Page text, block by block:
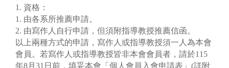
1. 資格：
1. 由各系所推薦申請。
2. 由寫作人自行申請，但須附指導教授推薦信函。
以上兩種方式的申請，寫作人或指導教授須一人為本會
會員。若寫作人或指導教授皆非本會會員者，請於115
年8月31日前，填妥本會「個人會員入會申請表」(詳附